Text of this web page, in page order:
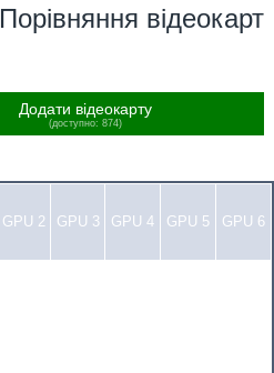
Порівняння відеокарт
Додати відеокарту
(доступно: 874)
GPU 2
GPU 3 GPU 4 GPU 5 GPU 6